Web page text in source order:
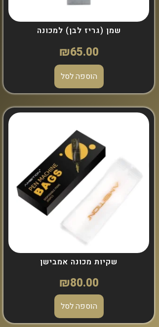
שמן (גריז לבן) למכונה
₪65.00
הוספה לסל
שקיות מכונה אמבישן
₪80.00
הוספה לסל